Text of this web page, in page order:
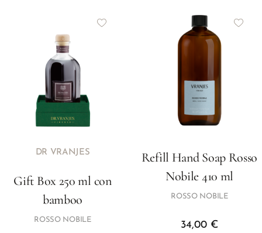
DR VRANJES
Gift Box 250 ml con
bamboo
ROSSO NOBILE
Refill Hand Soap Rosso
Nobile 410 ml
ROSSO NOBILE
34,00 €